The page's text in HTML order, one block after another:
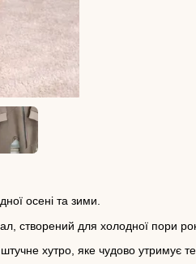
осені та зими.
створений для холодної пори
хутро, яке чудово утримує